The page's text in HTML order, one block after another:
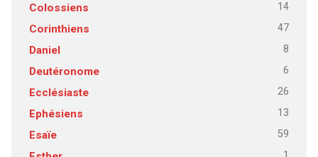
Colossiens 14
Corinthiens 47
Daniel 8
Deutéronome 6
Ecclésiaste 26
Ephésiens 13
Esaïe 59